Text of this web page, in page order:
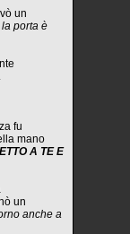
un
porta è
.
fu
mano
A TE E
un
anche a